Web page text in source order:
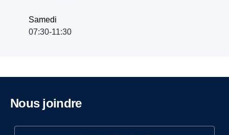
Samedi
07:30-11:30
Nous joindre